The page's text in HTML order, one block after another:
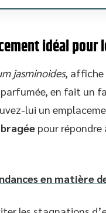
idéal pour
jasminoides, affiche
en fait un
lui un
pour répondre
en matière